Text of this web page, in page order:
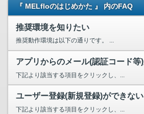
『 MELfloのはじめかた 』 内のFAQ
推奨環境を知りたい
推奨動作環境は以下の通りです。 ...
下記より該当する項目をクリックし、...
ユーザー登録(新規登録)ができない
下記より該当する項目をクリックし、...